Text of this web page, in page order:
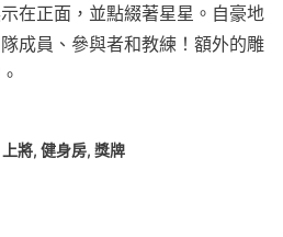
在正面，並點綴著星星。自豪地
成員、參與者和教練！額外的雕
上將, 健身房, 獎牌